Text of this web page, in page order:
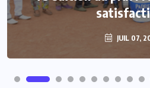
JUIL 07,
JUIL 07,